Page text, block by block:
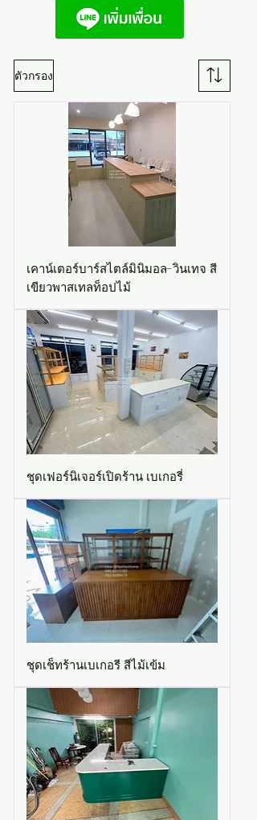
ตัวกรอง
เคาน์เตอร์บาร์สไตล์มินิมอล-วินเทจ สี
เขียวพาสเทลท็อปไม้
ชุดเฟอร์นิเจอร์เปิดร้าน เบเกอรี่
ชุดเช็ทร้านเบเกอรี สีไม้เข้ม